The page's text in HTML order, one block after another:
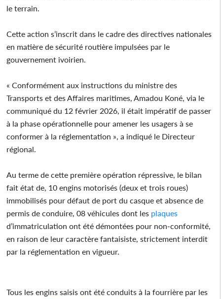
le terrain.
Cette action s’inscrit dans le cadre des directives nationales
en matière de sécurité routière impulsées par le
gouvernement ivoirien.
« Conformément aux instructions du ministre des
Transports et des Affaires maritimes, Amadou Koné, via le
communiqué du 12 février 2026, il était impératif de passer
à la phase opérationnelle pour amener les usagers à se
conformer à la réglementation », a indiqué le Directeur
régional.
Au terme de cette première opération répressive, le bilan
fait état de, 10 engins motorisés (deux et trois roues)
immobilisés pour défaut de port du casque et absence de
permis de conduire, 08 véhicules dont les plaques
d’immatriculation ont été démontées pour non-conformité,
en raison de leur caractère fantaisiste, strictement interdit
par la réglementation en vigueur.
Tous les engins saisis ont été conduits à la fourrière par les